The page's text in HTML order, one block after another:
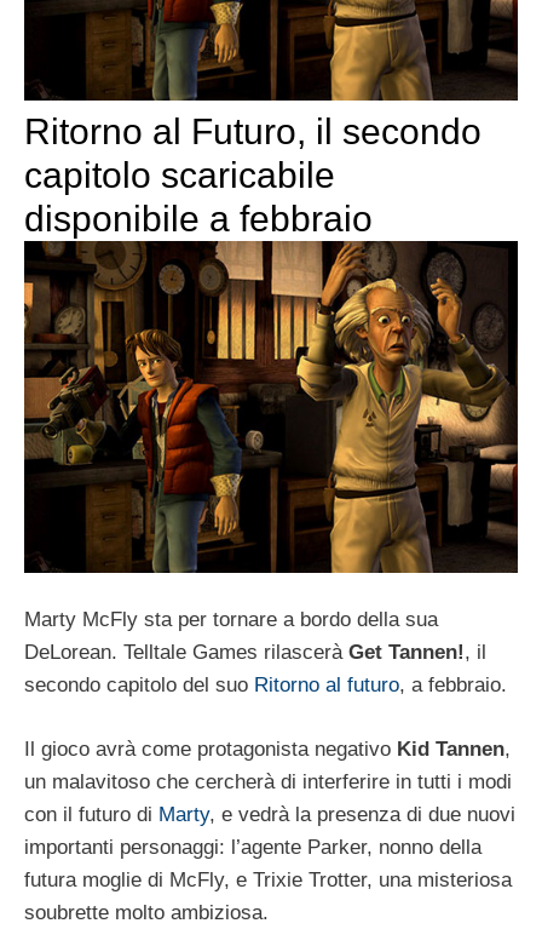
Ritorno al Futuro, il secondo
capitolo scaricabile
disponibile a febbraio
Marty McFly sta per tornare a bordo della sua
DeLorean. Telltale Games rilascerà Get Tannen!, il
secondo capitolo del suo Ritorno al futuro, a febbraio.
Il gioco avrà come protagonista negativo Kid Tannen,
un malavitoso che cercherà di interferire in tutti i modi
con il futuro di Marty, e vedrà la presenza di due nuovi
importanti personaggi: l’agente Parker, nonno della
futura moglie di McFly, e Trixie Trotter, una misteriosa
soubrette molto ambiziosa.